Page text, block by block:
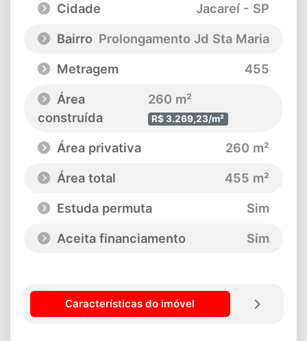
Cidade
Jacareí - SP
Bairro Prolongamento Jd Sta Maria
Metragem
455
Área
construída
260 m²
R$ 3.269,23/m²
Área privativa
260 m²
Área total
455 m²
Estuda permuta
Sim
Aceita financiamento
Sim
Características do imóvel